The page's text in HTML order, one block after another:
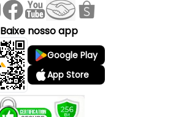
Baixe nosso app
Google Play
App Store